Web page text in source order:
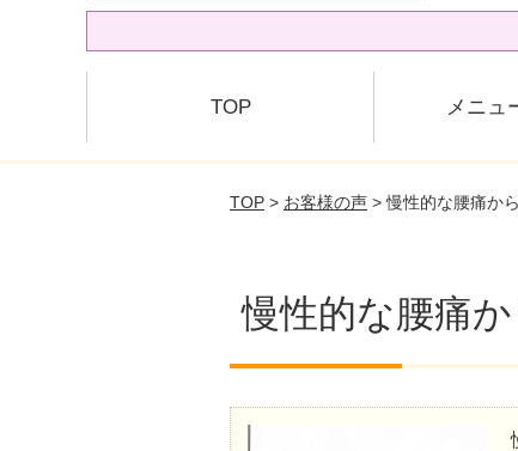
TOP メニュ
TOP > お客様の声 > 慢性的な腰痛か
慢性的な腰痛